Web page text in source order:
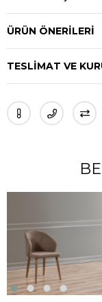
ÜRÜN ÖNERILERI
TESLIMAT VE
Ürün